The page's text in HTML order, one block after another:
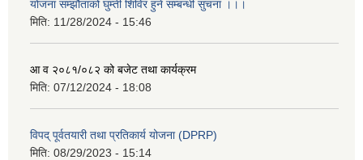
योजना सम्झौताको घुम्ती शिविर हुने सम्बन्धी सुचना ।।।
मिति: 11/28/2024 - 15:46
आ व २०८१/०८२ को बजेट तथा कार्यक्रम
मिति: 07/12/2024 - 18:08
विपद् पूर्वतयारी तथा प्रतिकार्य योजना (DPRP)
मिति: 08/29/2023 - 15:14